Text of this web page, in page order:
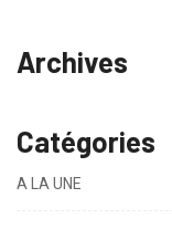
Archives
Catégories
A LA UNE